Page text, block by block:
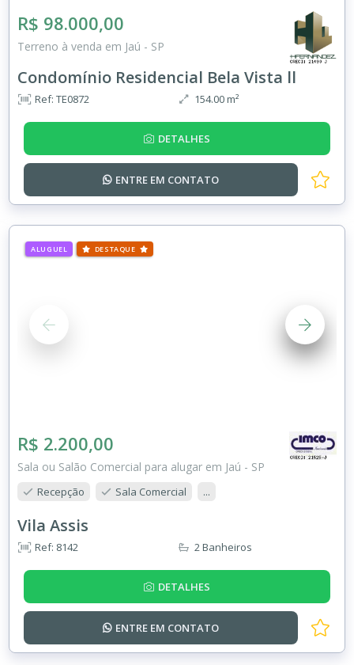
R$ 98.000,00
Terreno à venda em Jaú - SP
Condomínio Residencial Bela Vista ll
Ref: TE0872 154.00 m²
DETALHES
ENTRE EM CONTATO
ALUGUEL DESTAQUE
R$ 2.200,00
Sala ou Salão Comercial para alugar em Jaú - SP
Recepção Sala Comercial ...
Vila Assis
Ref: 8142 2 Banheiros
DETALHES
ENTRE EM CONTATO